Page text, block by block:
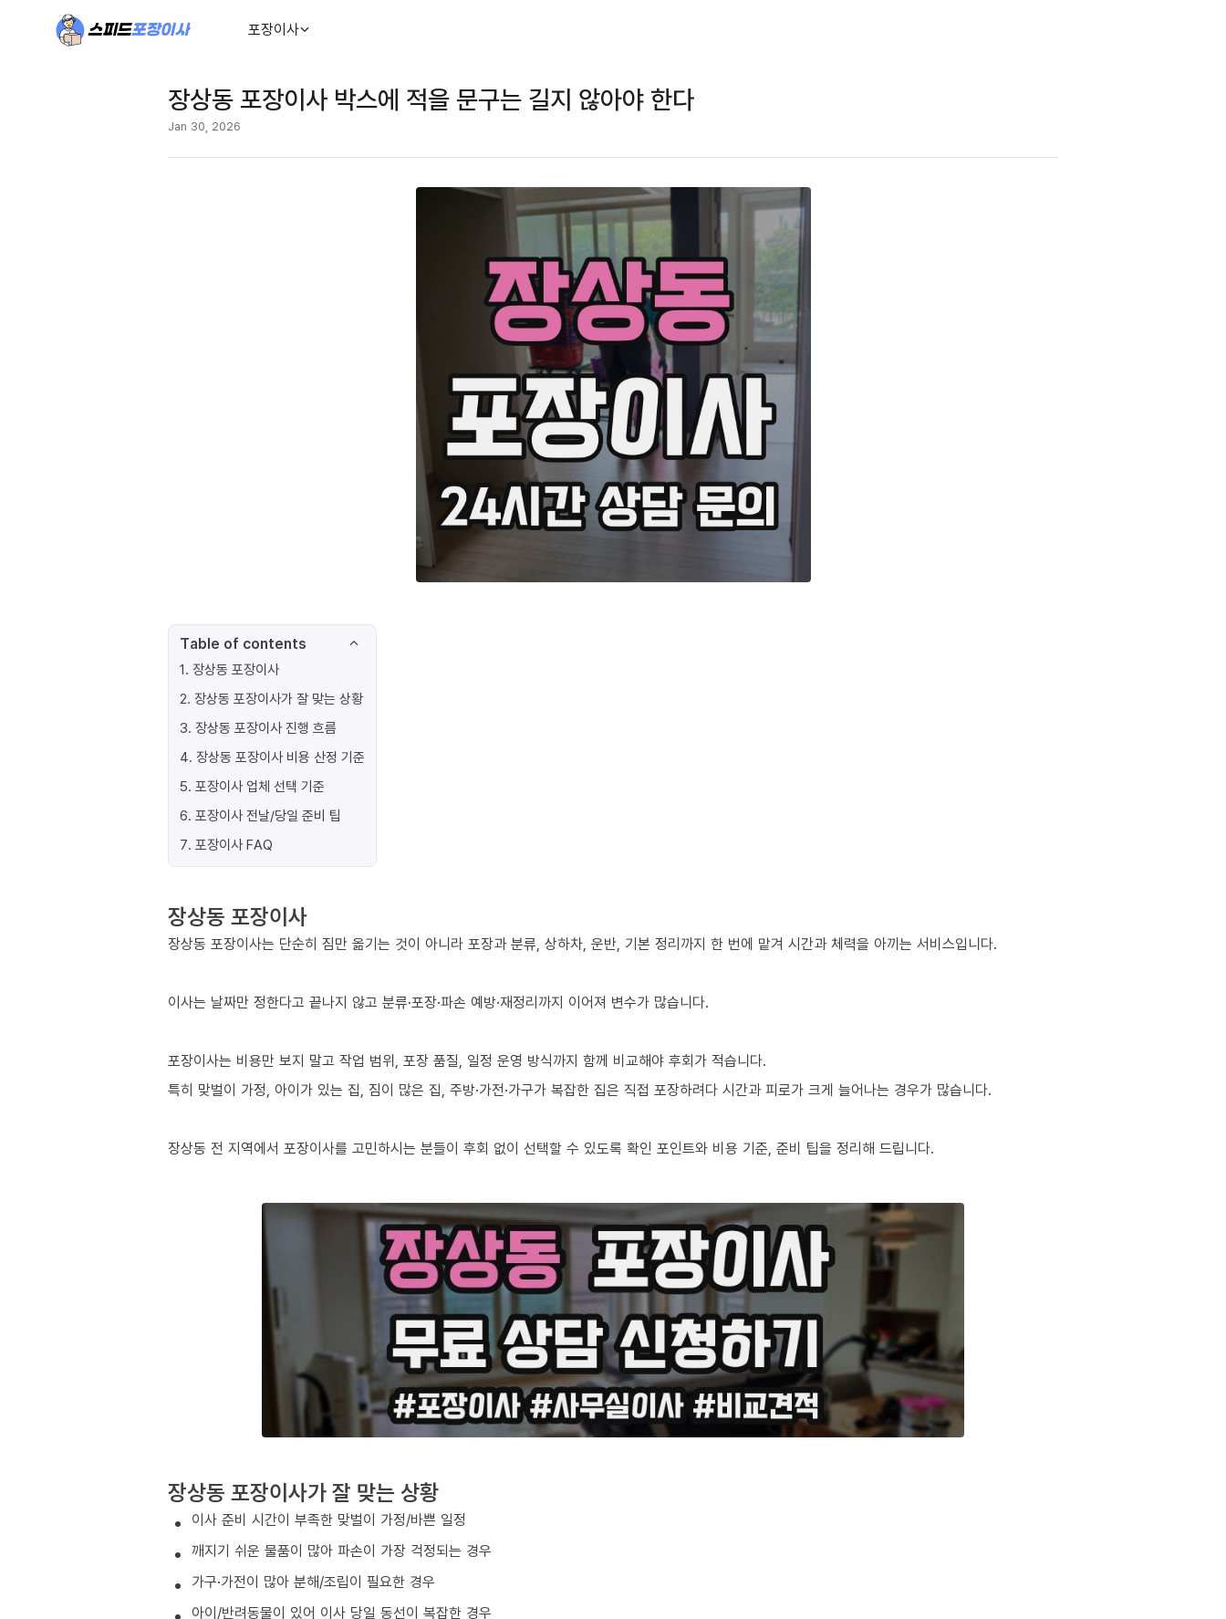
포장이사
장상동 포장이사 박스에 적을 문구는 길지 않아야 한다
Jan 30, 2026
Table of contents
1. 장상동 포장이사
2. 장상동 포장이사가 잘 맞는 상황
3. 장상동 포장이사 진행 흐름
4. 장상동 포장이사 비용 산정 기준
5. 포장이사 업체 선택 기준
6. 포장이사 전날/당일 준비 팁
7. 포장이사 FAQ
장상동 포장이사
장상동 포장이사는 단순히 짐만 옮기는 것이 아니라 포장과 분류, 상하차, 운반, 기본 정리까지 한 번에 맡겨 시간과 체력을 아끼는 서비스입니다.
이사는 날짜만 정한다고 끝나지 않고 분류·포장·파손 예방·재정리까지 이어져 변수가 많습니다.
포장이사는 비용만 보지 말고 작업 범위, 포장 품질, 일정 운영 방식까지 함께 비교해야 후회가 적습니다.
특히 맞벌이 가정, 아이가 있는 집, 짐이 많은 집, 주방·가전·가구가 복잡한 집은 직접 포장하려다 시간과 피로가 크게 늘어나는 경우가 많습니다.
장상동 전 지역에서 포장이사를 고민하시는 분들이 후회 없이 선택할 수 있도록 확인 포인트와 비용 기준, 준비 팁을 정리해 드립니다.
장상동 포장이사가 잘 맞는 상황
이사 준비 시간이 부족한 맞벌이 가정/바쁜 일정
깨지기 쉬운 물품이 많아 파손이 가장 걱정되는 경우
가구·가전이 많아 분해/조립이 필요한 경우
아이/반려동물이 있어 이사 당일 동선이 복잡한 경우